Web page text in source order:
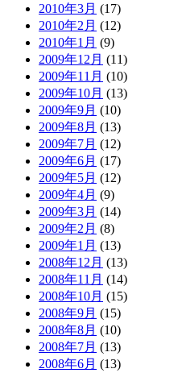
2010年3月 (17)
2010年2月 (12)
2010年1月 (9)
2009年12月 (11)
2009年11月 (10)
2009年10月 (13)
2009年9月 (10)
2009年8月 (13)
2009年7月 (12)
2009年6月 (17)
2009年5月 (12)
2009年4月 (9)
2009年3月 (14)
2009年2月 (8)
2009年1月 (13)
2008年12月 (13)
2008年11月 (14)
2008年10月 (15)
2008年9月 (15)
2008年8月 (10)
2008年7月 (13)
2008年6月 (13)